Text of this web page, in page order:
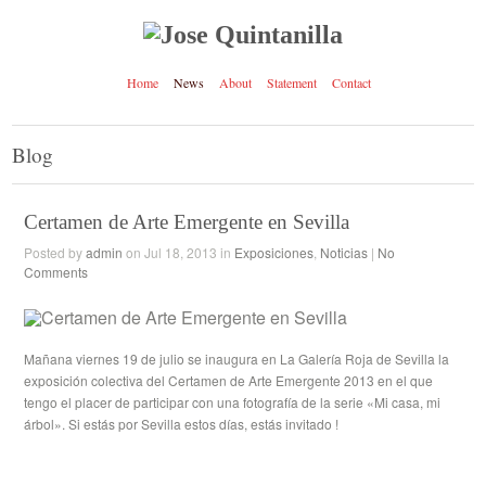
Home News About Statement Contact
Blog
Certamen de Arte Emergente en Sevilla
Posted byadmin on Jul 18, 2013 in Exposiciones, Noticias| No
Comments
Mañana viernes 19 de julio se inaugura en La Galería Roja de Sevilla la
exposición colectiva del Certamen de Arte Emergente 2013 en el que
tengo el placer de participar con una fotografía de la serie «Mi casa, mi
árbol». Si estás por Sevilla estos días, estás invitado !